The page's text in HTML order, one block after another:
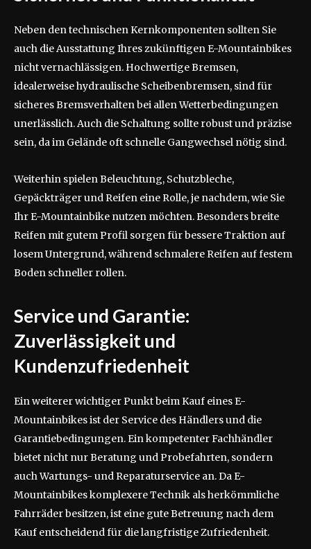
Neben den technischen Kernkomponenten sollten Sie
auch die Ausstattung Ihres zukünftigen E-Mountainbikes
nicht vernachlässigen. Hochwertige Bremsen,
idealerweise hydraulische Scheibenbremsen, sind für
sicheres Bremsverhalten bei allen Wetterbedingungen
unerlässlich. Auch die Schaltung sollte robust und präzise
sein, da im Gelände oft schnelle Gangwechsel nötig sind.
Weiterhin spielen Beleuchtung, Schutzbleche,
Gepäckträger und Reifen eine Rolle, je nachdem, wie Sie
Ihr E-Mountainbike nutzen möchten. Besonders breite
Reifen mit gutem Profil sorgen für bessere Traktion auf
losem Untergrund, während schmalere Reifen auf festem
Boden schneller rollen.
Service und Garantie:
Zuverlässigkeit und
Kundenzufriedenheit
Ein weiterer wichtiger Punkt beim Kauf eines E-
Mountainbikes ist der Service des Händlers und die
Garantiebedingungen. Ein kompetenter Fachhändler
bietet nicht nur Beratung und Probefahrten, sondern
auch Wartungs- und Reparaturservice an. Da E-
Mountainbikes komplexere Technik als herkömmliche
Fahrräder besitzen, ist eine gute Betreuung nach dem
Kauf entscheidend für die langfristige Zufriedenheit.